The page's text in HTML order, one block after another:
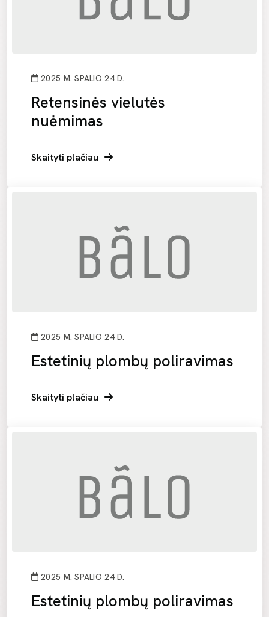
2025 M. SPALIO 24 D.
Retensinės vielutės
nuėmimas
Skaityti plačiau
2025 M. SPALIO 24 D.
Estetinių plombų poliravimas
Skaityti plačiau
2025 M. SPALIO 24 D.
Estetinių plombų poliravimas